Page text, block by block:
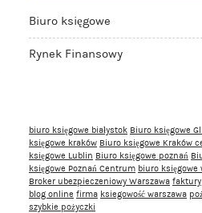
Biuro księgowe
Rynek Finansowy
biuro księgowe białystok Biuro księgowe
księgowe kraków Biuro księgowe Kraków
księgowe Lublin Biuro księgowe poznań
księgowe Poznań Centrum biuro księgowe
Broker ubezpieczeniowy Warszawa faktury
blog online firma ksiegowość warszawa
szybkie pożyczki